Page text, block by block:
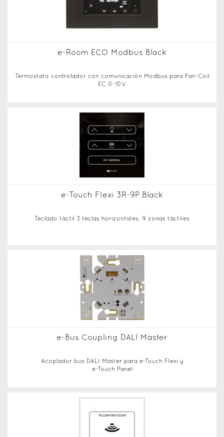
e-Room ECO Modbus Black
Termostato controlador con comunicación Modbus para Fan-Coil
EC 0-10V
e-Touch Flexi 3R-9P Black
Teclado táctil 3 teclas horizontales, 9 zonas táctiles
e-Bus Coupling DALI Master
Acoplador bus DALI Master para e-Touch Flexi y
e-Touch Panel